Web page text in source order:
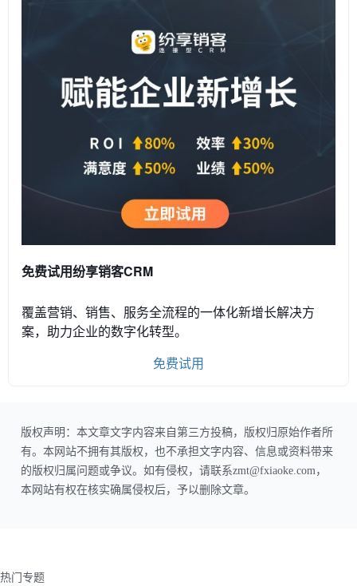
免费试用纷享销客CRM
覆盖营销、销售、服务全流程的一体化新增长解决方
案，助力企业的数字化转型。
免费试用
版权声明：本文章文字内容来自第三方投稿，版权归原始作者所
有。本网站不拥有其版权，也不承担文字内容、信息或资料带来
的版权归属问题或争议。如有侵权，请联系zmt@fxiaoke.com，
本网站有权在核实确属侵权后，予以删除文章。
热门专题